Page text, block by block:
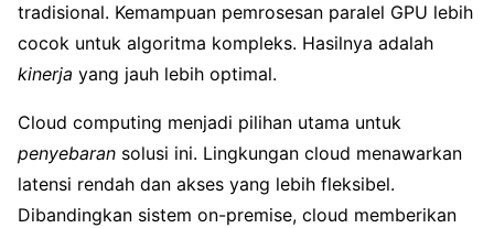
tradisional. Kemampuan pemrosesan paralel GPU lebih
cocok untuk algoritma kompleks. Hasilnya adalah
kinerja yang jauh lebih optimal.
Cloud computing menjadi pilihan utama untuk
penyebaran solusi ini. Lingkungan cloud menawarkan
latensi rendah dan akses yang lebih fleksibel.
Dibandingkan sistem on-premise, cloud memberikan